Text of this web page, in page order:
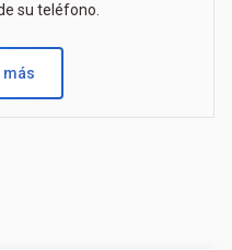
su teléfono.
más